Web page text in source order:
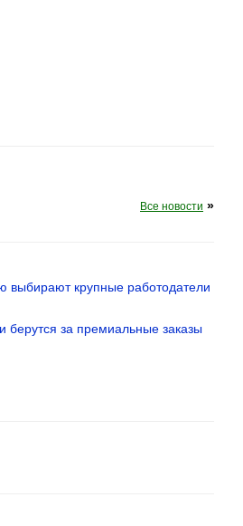
Все новости »
выбирают крупные работодатели
берутся за премиальные заказы